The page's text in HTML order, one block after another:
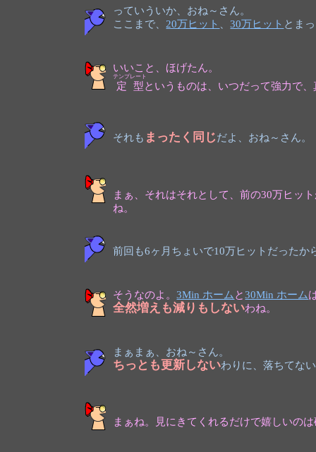
っていういか、おね～さん。
ここまで、 20万ヒット 、30万ヒット とま
いいこと、ほげたん。
定型
テンプレート
というものは、いつだって強力で
それも まったく同じだよ、おね～さん。
まぁ、それはそれとして、前の30万ヒッ
ね。
前回も6ヶ月ちょいで10万ヒットだったか
そうなのよ。3Min ホーム と30Min ホーム
全然増えも減りもしないわね。
まぁまぁ、おね～さん。
ちっとも更新しないわりに、落ちてな
まぁね。見にきてくれるだけで嬉しいの